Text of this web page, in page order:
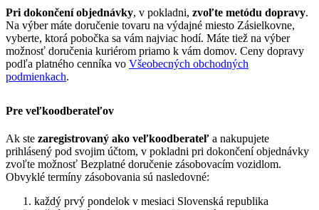
Pri dokončení objednávky, v pokladni, zvoľte metódu dopravy.
Na výber máte doručenie tovaru na výdajné miesto Zásielkovne,
vyberte, ktorá pobočka sa vám najviac hodí. Máte tiež na výber
možnosť doručenia kuriérom priamo k vám domov. Ceny dopravy
podľa platného cenníka vo Všeobecných obchodných
podmienkach.
Pre veľkoodberateľov
Ak ste zaregistrovaný ako veľkoodberateľ a nakupujete
prihlásený pod svojim účtom, v pokladni pri dokončení objednávky
zvoľte možnosť Bezplatné doručenie zásobovacím vozidlom.
Obvyklé termíny zásobovania sú nasledovné:
každý prvý pondelok v mesiaci Slovenská republika